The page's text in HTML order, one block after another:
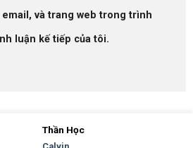
email, và trang web trong trình
luận kế tiếp của tôi.
Thần Học